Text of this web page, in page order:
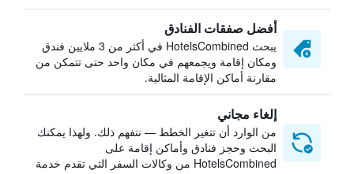
أفضل صفقات الفنادق
يبحث HotelsCombined في أكثر من 3 ملايين فندق
ومكان إقامة ويجمعهم في مكان واحد حتى تتمكن من
مقارنة أماكن الإقامة المثالية.
إلغاء مجاني
من الوارد أن تتغير الخطط — نتفهم ذلك. ولهذا يمكنك
البحث وحجز فنادق وأماكن إقامة على
HotelsCombined من وكالات السفر التي تقدم خدمة